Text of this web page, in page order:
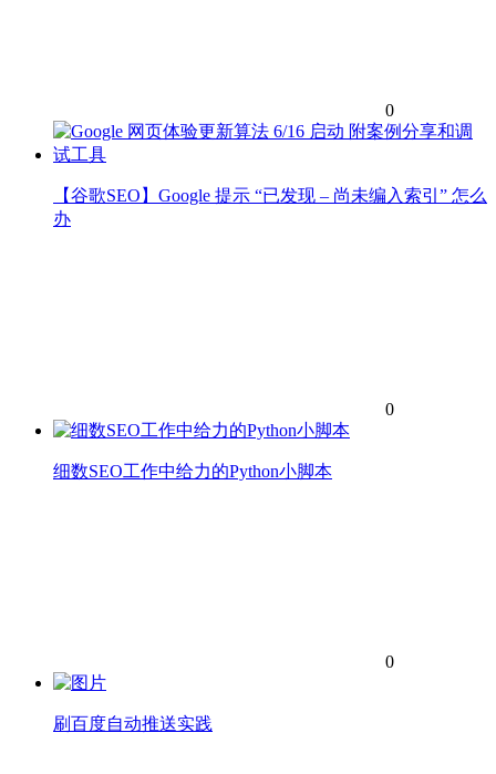
0
【谷歌SEO】Google 提示 “已发现 – 尚未编入索引” 怎么
办
0
细数SEO工作中给力的Python小脚本
0
刷百度自动推送实践